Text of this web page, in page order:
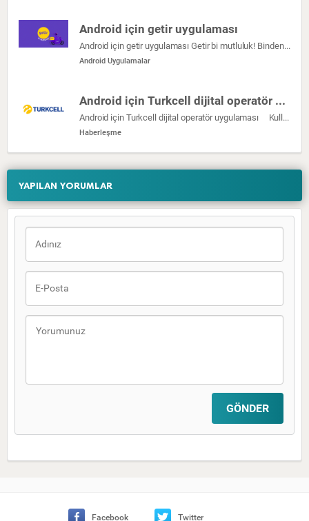
Android için getir uygulaması
Android için getir uygulaması Getir bi mutluluk! Binden fazla ürünü ve sıcacık yemekleri dakikalar içinde olduğunuz yere getiriyoruz! Zamanın kıymetini biliyoruz, […]
Android Uygulamalar
Android için Turkcell dijital operatör uygulaması
Android için Turkcell dijital operatör uygulaması Kullanımı oldukça kolay ve güvenli olan, ücretsiz Dijital Operatör Uygulaması’ndan; teknolojik ürün alışverişi, […]
Haberleşme
YAPILAN YORUMLAR
Facebook Twitter